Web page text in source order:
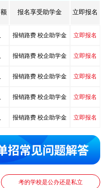
报名享受助学金 立即报名
报销路费 校企助学金 立即报名
报销路费 校企助学金 立即报名
报销路费 校企助学金 立即报名
报销路费 校企助学金 立即报名
报销路费 校企助学金 立即报名
报销路费 校企助学金 立即报名
报销路费 校企助学金 立即报名
报销路费 校企助学金
报销路费 校企助学金 立即报名
考的学校是公办还是私立